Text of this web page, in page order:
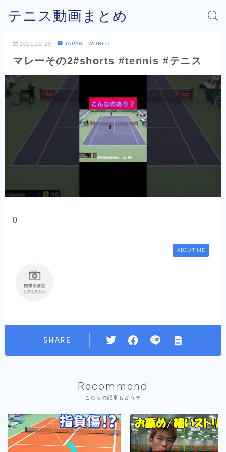
テニス動画まとめ
2021.12.29 JAPAN WORLD
マレーその2#shorts #tennis #テニス
0
ABOUT ME
SHARE
Recommend
こちらの記事もどうぞ